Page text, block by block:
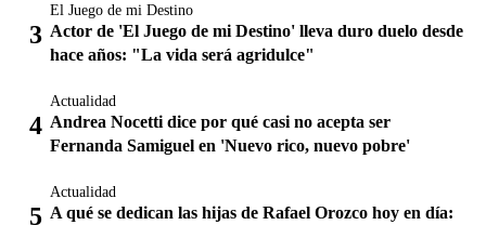
El Juego de mi Destino
Actor de 'El Juego de mi Destino' lleva duro duelo desde
hace años: "La vida será agridulce"
Actualidad
Andrea Nocetti dice por qué casi no acepta ser
Fernanda Samiguel en 'Nuevo rico, nuevo pobre'
Actualidad
A qué se dedican las hijas de Rafael Orozco hoy en día: